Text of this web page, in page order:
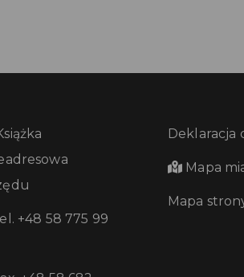
+48 58 775 99
Deklaracja
Mapa
Mapa